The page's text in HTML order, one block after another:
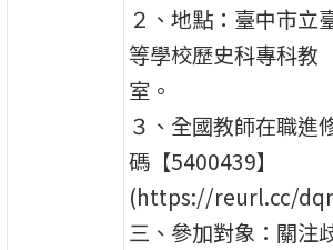
２、地點：臺中市立
等學校歷史科專科教
室。
３、全國教師在職進
碼【5400439】
(https://reurl.cc/
三、參加對象：關注